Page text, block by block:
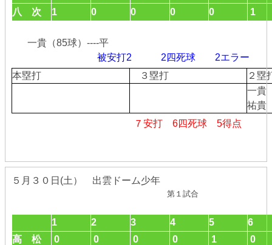
八 次
1 0 0 0 0 1
一貴（85球）----平
被安打2 2四死球
2エラ
本塁打
３塁打
２
一貴
祐貴
７安打 6四死球 5得点
５月３０日(土） 出雲ドーム少年
第１試合
1 2 3 4 5
6
高 松
0 0 0 0 1
0